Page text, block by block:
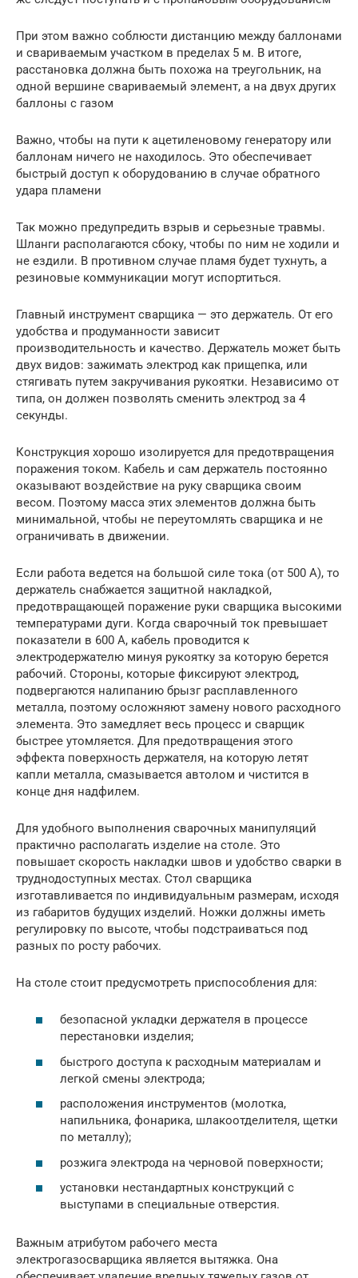
При этом важно соблюсти дистанцию между баллонами
и свариваемым участком в пределах 5 м. В итоге,
расстановка должна быть похожа на треугольник, на
одной вершине свариваемый элемент, а на двух других
баллоны с газом
Важно, чтобы на пути к ацетиленовому генератору или
баллонам ничего не находилось. Это обеспечивает
быстрый доступ к оборудованию в случае обратного
удара пламени
Так можно предупредить взрыв и серьезные травмы.
Шланги располагаются сбоку, чтобы по ним не ходили и
не ездили. В противном случае пламя будет тухнуть, а
резиновые коммуникации могут испортиться.
Главный инструмент сварщика — это держатель. От его
удобства и продуманности зависит
производительность и качество. Держатель может быть
двух видов: зажимать электрод как прищепка, или
стягивать путем закручивания рукоятки. Независимо от
типа, он должен позволять сменить электрод за 4
секунды.
Конструкция хорошо изолируется для предотвращения
поражения током. Кабель и сам держатель постоянно
оказывают воздействие на руку сварщика своим
весом. Поэтому масса этих элементов должна быть
минимальной, чтобы не переутомлять сварщика и не
ограничивать в движении.
Если работа ведется на большой силе тока (от 500 А), то
держатель снабжается защитной накладкой,
предотвращающей поражение руки сварщика высокими
температурами дуги. Когда сварочный ток превышает
показатели в 600 А, кабель проводится к
электродержателю минуя рукоятку за которую берется
рабочий. Стороны, которые фиксируют электрод,
подвергаются налипанию брызг расплавленного
металла, поэтому осложняют замену нового расходного
элемента. Это замедляет весь процесс и сварщик
быстрее утомляется. Для предотвращения этого
эффекта поверхность держателя, на которую летят
капли металла, смазывается автолом и чистится в
конце дня надфилем.
Для удобного выполнения сварочных манипуляций
практично располагать изделие на столе. Это
повышает скорость накладки швов и удобство сварки в
труднодоступных местах. Стол сварщика
изготавливается по индивидуальным размерам, исходя
из габаритов будущих изделий. Ножки должны иметь
регулировку по высоте, чтобы подстраиваться под
разных по росту рабочих.
На столе стоит предусмотреть приспособления для:
безопасной укладки держателя в процессе
перестановки изделия;
быстрого доступа к расходным материалам и
легкой смены электрода;
расположения инструментов (молотка,
напильника, фонарика, шлакоотделителя, щетки
по металлу);
розжига электрода на черновой поверхности;
установки нестандартных конструкций с
выступами в специальные отверстия.
Важным атрибутом рабочего места
электрогазосварщика является вытяжка. Она